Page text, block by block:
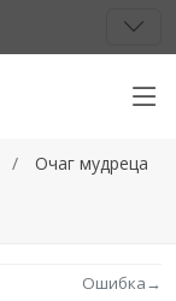
Очаг мудреца
Ошибка→